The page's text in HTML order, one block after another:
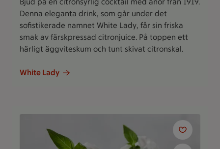
Denna eleganta drink, som går under det
sofistikerade namnet White Lady, får sin friska
smak av färskpressad citronjuice. På toppen ett
härligt äggviteskum och tunt skivat citronskal.
White Lady